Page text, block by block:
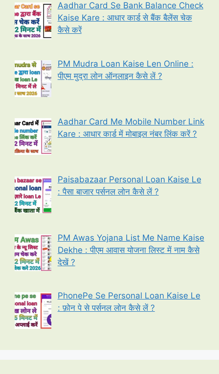
Aadhar Card Se Bank Balance Check
Kaise Kare : आधार कार्ड से बैंक बैलेंस चेक
कैसे करें
PM Mudra Loan Kaise Len Online :
पीएम मुद्रा लोन ऑनलाइन कैसे लें ?
Aadhar Card Me Mobile Number Link
Kare : आधार कार्ड में मोबाइल नंबर लिंक करें ?
Paisabazaar Personal Loan Kaise Le
: पैसा बाजार पर्सनल लोन कैसे लें ?
PM Awas Yojana List Me Name Kaise
Dekhe : पीएम आवास योजना लिस्ट में नाम कैसे
देखें ?
PhonePe Se Personal Loan Kaise Le
: फ़ोन पे से पर्सनल लोन कैसे लें ?